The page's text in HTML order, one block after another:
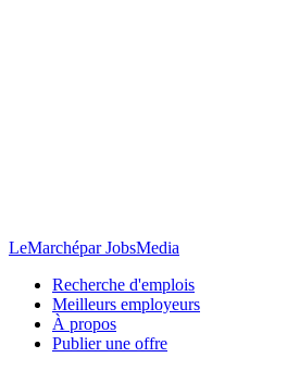
LeMarchépar JobsMedia
Recherche d'emplois
Meilleurs employeurs
À propos
Publier une offre